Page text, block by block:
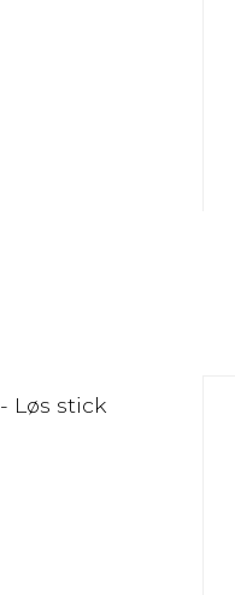
Løs stick